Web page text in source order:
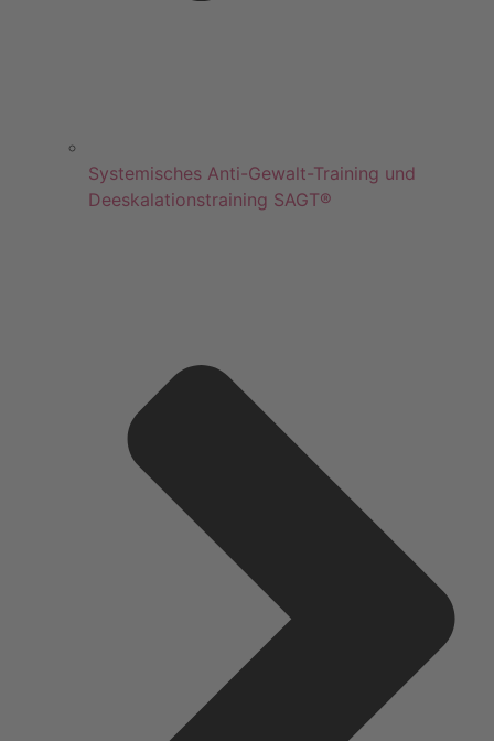
Systemisches Anti-Gewalt-Training und
Deeskalationstraining SAGT®